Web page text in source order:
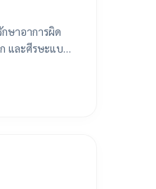
ษาอาการผิด
และศีรษะแบบ